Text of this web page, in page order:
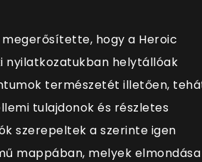
hogy a Heroic
nyilatkozatukban helytállóak
természetét illetően,
tulajdonok és részletes
szerepeltek a szerinte igen
mappában, melyek elmondása